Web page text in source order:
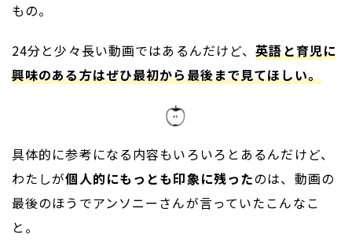
もの。
24分と少々長い動画ではあるんだけど、英語と育児に
興味のある方はぜひ最初から最後まで見てほしい。
具体的に参考になる内容もいろいろとあるんだけど、
わたしが個人的にもっとも印象に残ったのは、動画の
最後のほうでアンソニーさんが言っていたこんなこ
と。